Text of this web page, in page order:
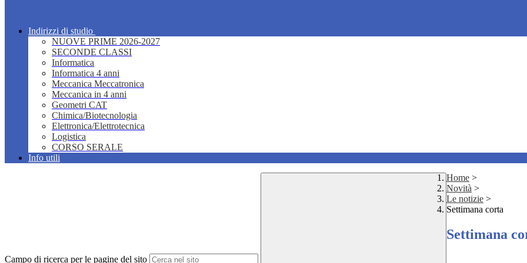
Indirizzi di studio
NUOVE PRIME 2026-2027
SECONDE CLASSI
Informatica
Informatica 4 anni
Meccanica Meccatronica
Meccanica in 4 anni
Geometri CAT
Chimica/Biotecnologia
Elettronica/Elettrotecnica
Logistica
CORSO SERALE
Info utili
Campo di ricerca per le pagine del sito
Home >
Novità >
Le notizie >
Settimana corta
Settimana